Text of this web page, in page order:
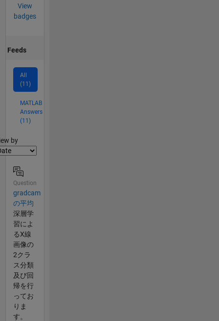
View
badges
Feeds
All
(11)
MATLAB
Answers
(11)
by
Question
gradcam
の平均
深層学
習によ
るX線
画像の
2クラ
ス分類
及び回
帰を行
ってお
りま
す。